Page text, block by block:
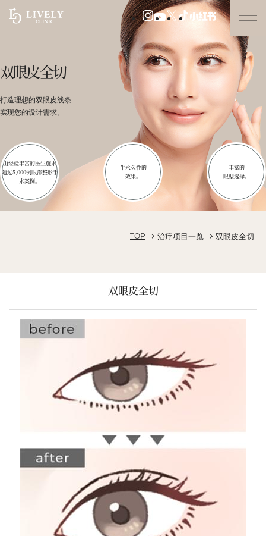
双眼皮全切
打造理想的双眼皮线条
实现您的设计需求。
由经验丰富的医生施术
超过5,000例眼部整形手
术案例。
半永久性的
效果。
丰富的
眼型选择。
TOP 治疗项目一览 双眼皮全切
双眼皮全切